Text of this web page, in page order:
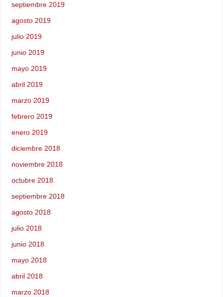
septiembre 2019
agosto 2019
julio 2019
junio 2019
mayo 2019
abril 2019
marzo 2019
febrero 2019
enero 2019
diciembre 2018
noviembre 2018
octubre 2018
septiembre 2018
agosto 2018
julio 2018
junio 2018
mayo 2018
abril 2018
marzo 2018